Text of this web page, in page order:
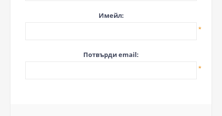
Имейл:
*
Потвърди email:
*